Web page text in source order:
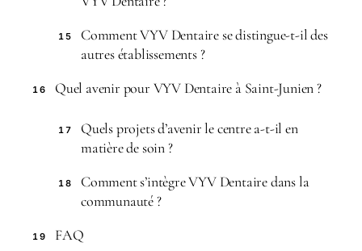
15
Comment VYV Dentaire se distingue-t-il des
autres établissements ?
16 Quel avenir pour VYV Dentaire à Saint-Junien ?
17
Quels projets d’avenir le centre a-t-il en
matière de soin ?
18
Comment s’intègre VYV Dentaire dans la
communauté ?
19 FAQ